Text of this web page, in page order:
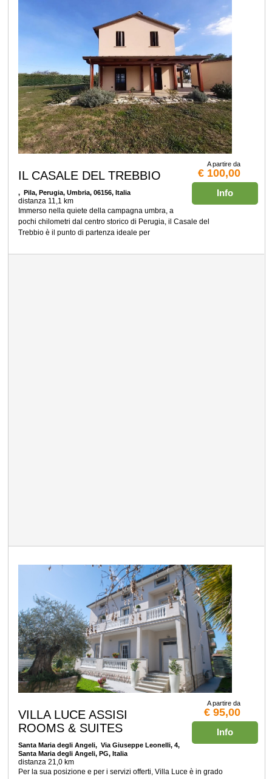
A partire da
€ 100,00
Info
IL CASALE DEL TREBBIO
, Pila, Perugia, Umbria, 06156, Italia
distanza 11,1 km
Immerso nella quiete della campagna umbra, a
pochi chilometri dal centro storico di Perugia, il Casale del
Trebbio è il punto di partenza ideale per
A partire da
€ 95,00
Info
VILLA LUCE ASSISI
ROOMS & SUITES
Santa Maria degli Angeli, Via Giuseppe Leonelli, 4,
Santa Maria degli Angeli, PG, Italia
distanza 21,0 km
Per la sua posizione e per i servizi offerti, Villa Luce è in grado